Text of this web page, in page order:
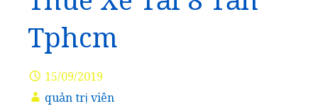
Tphcm
15/09/2019
quản trị viên